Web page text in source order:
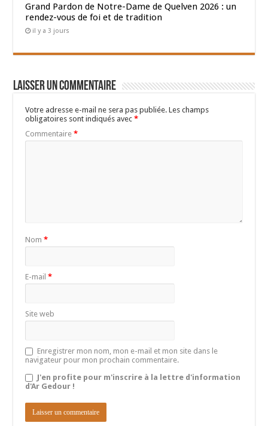
Grand Pardon de Notre-Dame de Quelven 2026 : un
rendez-vous de foi et de tradition
il y a 3 jours
Laisser un commentaire
Votre adresse e-mail ne sera pas publiée. Les champs
obligatoires sont indiqués avec*
Commentaire*
Nom*
E-mail*
Site web
Enregistrer mon nom, mon e-mail et mon site dans le
navigateur pour mon prochain commentaire.
J'en profite pour m'inscrire à la lettre d'information
d'Ar Gedour !